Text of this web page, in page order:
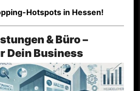
Hotspots in Hessen!
& Büro –
Dein Business